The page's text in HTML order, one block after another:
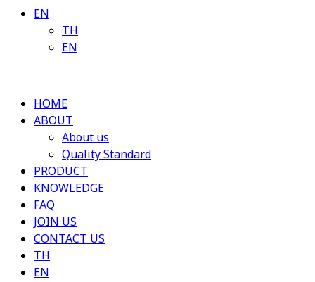
EN
TH
EN
HOME
ABOUT
About us
Quality Standard
PRODUCT
KNOWLEDGE
FAQ
JOIN US
CONTACT US
TH
EN